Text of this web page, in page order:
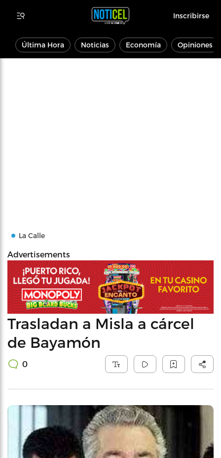
Inscribirse
Última Hora Noticias Economía Opiniones
La Calle
Advertisements
Trasladan a Misla a cárcel
de Bayamón
0